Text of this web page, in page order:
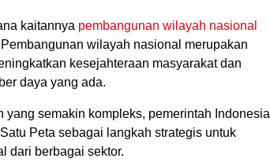
kaitannya pembangunan wilayah nasional
wilayah nasional merupakan
kesejahteraan masyarakat dan
daya yang ada.
yang semakin kompleks, pemerintah Indonesia
Peta sebagai langkah strategis untuk
dari berbagai sektor.